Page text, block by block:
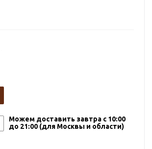
Можем доставить завтра с 10:00
до 21:00 (для Москвы и области)